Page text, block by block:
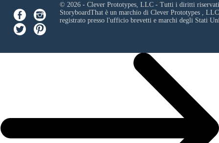
© 2026 - Clever Prototypes, LLC - Tutti i diritti
StoryboardThat è un marchio di Clever Prototypes , LLC
registrato presso l'ufficio brevetti e marchi degli Stati